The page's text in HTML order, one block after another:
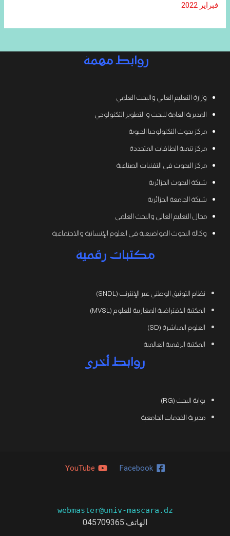
فبراير 2022
روابط مهمة
وزارة التعليم العالي والبحث العلمي
المديرية العامة للبحث و التطوير التكنولوجي
مركز بحوث التكنولوجيا الحيوية
مركز تنمية الطاقات المتجددة
مركز البحوث في التقنيات الصناعية
شبكة البحوث الجزائرية
شبكة الجامعة الجزائرية
مجال التعليم العالي والبحث العلمي
وكالة البحوث المواضيعية في العلوم الإنسانية والاجتماعية
مكتبات رقمية
نظام التوثيق الوطني عبر الإنترنت (SNDL)
المكتبة الافتراضية المغاربية للعلوم (MVSL)
العلوم المباشرة (SD)
المكتبة الرقمية العالمية
روابط أخرى
بوابة البحث (RG)
مديرية الخدمات الجامعية
Facebook
YouTube
webmaster@univ-mascara.dz
الهاتف:045709365